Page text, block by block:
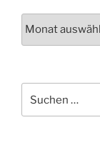
nach: